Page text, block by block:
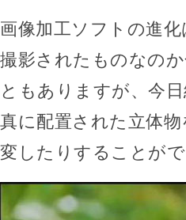
画像加工ソフトの進
撮影されたものなの
ともありますが、今
真に配置された立体
変したりすることが